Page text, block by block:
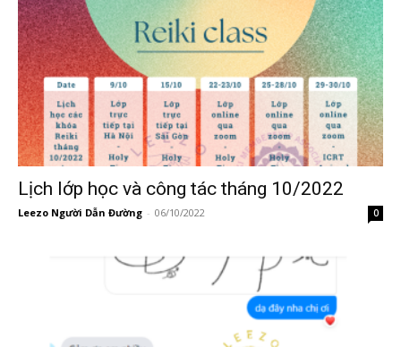
Lịch lớp học và công tác tháng 10/2022
Leezo Người Dẫn Đường - 06/10/2022 0